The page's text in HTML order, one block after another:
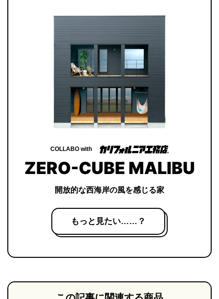
COLLABO with
ZERO-CUBE MALIBU
開放的な西海岸の風を感じる家
もっと見たい……？